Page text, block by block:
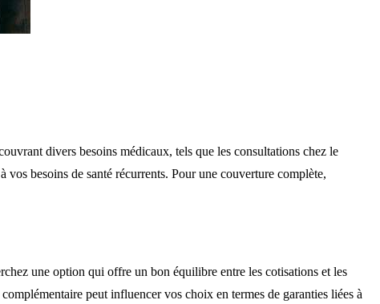
divers besoins médicaux, tels que les consultations chez le
besoins de santé récurrents. Pour une couverture complète,
une option qui offre un bon équilibre entre les cotisations et les
complémentaire peut influencer vos choix en termes de garanties liées à